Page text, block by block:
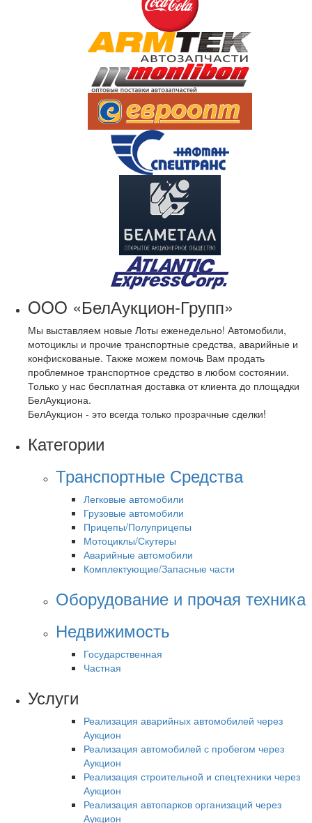
OOO «БелАукцион-Групп»
Мы выставляем новые Лоты еженедельно! Автомобили,
мотоциклы и прочие транспортные средства, аварийные и
конфискованые. Также можем помочь Вам продать
проблемное транспортное средство в любом состоянии.
Только у нас бесплатная доставка от клиента до площадки
БелАукциона.
БелАукцион - это всегда только прозрачные сделки!
Категории
Транспортные Средства
Легковые автомобили
Грузовые автомобили
Прицепы/Полуприцепы
Мотоциклы/Скутеры
Аварийные автомобили
Комплектующие/Запасные части
Оборудование и прочая техника
Недвижимость
Государственная
Частная
Услуги
Реализация аварийных автомобилей через
Аукцион
Реализация автомобилей с пробегом через
Аукцион
Реализация строительной и спецтехники через
Аукцион
Реализация автопарков организаций через
Аукцион